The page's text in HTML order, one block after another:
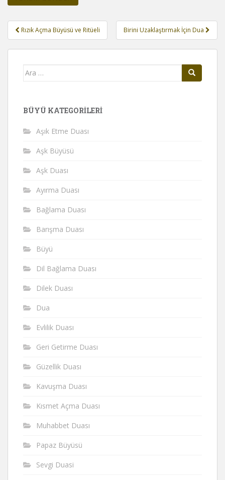
Yazı
gezinmesi
Rızık Açma Büyüsü ve Ritüeli Birini Uzaklaştırmak İçin Dua
Arama
BÜYÜ KATEGORILERI
Aşık Etme Duası
Aşk Büyüsü
Aşk Duası
Ayırma Duası
Bağlama Duası
Barışma Duası
Büyü
Dil Bağlama Duası
Dilek Duası
Dua
Evlilik Duası
Geri Getirme Duası
Güzellik Duası
Kavuşma Duası
Kısmet Açma Duası
Muhabbet Duası
Papaz Büyüsü
Sevgi Duasi